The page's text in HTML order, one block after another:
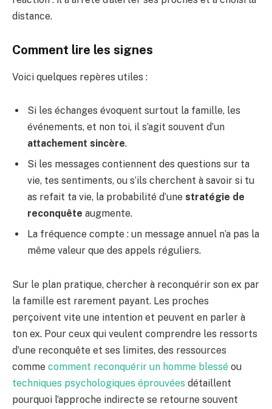
distance.
Comment lire les signes
Voici quelques repères utiles :
Si les échanges évoquent surtout la famille, les
événements, et non toi, il s’agit souvent d’un
attachement sincère.
Si les messages contiennent des questions sur ta
vie, tes sentiments, ou s’ils cherchent à savoir si tu
as refait ta vie, la probabilité d’une stratégie de
reconquête augmente.
La fréquence compte : un message annuel n’a pas la
même valeur que des appels réguliers.
Sur le plan pratique, chercher à reconquérir son ex par
la famille est rarement payant. Les proches
perçoivent vite une intention et peuvent en parler à
ton ex. Pour ceux qui veulent comprendre les ressorts
d’une reconquête et ses limites, des ressources
comme comment reconquérir un homme blessé ou
techniques psychologiques éprouvées détaillent
pourquoi l’approche indirecte se retourne souvent